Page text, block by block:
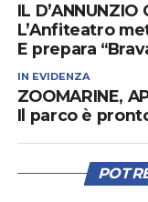
IL D’ANNUNZIO
L’Anfiteatro
E prepara
IN EVIDENZA
ZOOMARINE,
Il parco è